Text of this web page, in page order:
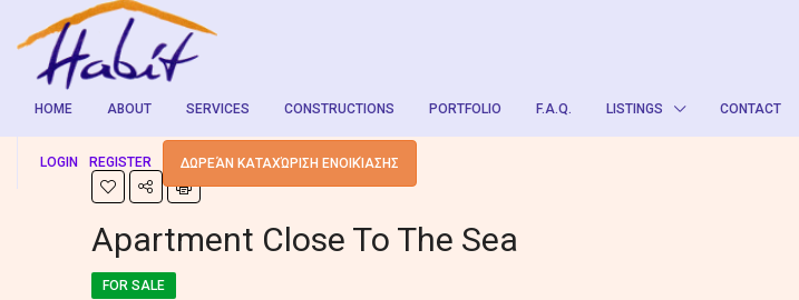
HOME ABOUT SERVICES CONSTRUCTIONS PORTFOLIO F.A.Q. LISTINGS CONTACT
LOGIN REGISTER ΔΩΡΕΆΝ ΚΑΤΑΧΏΡΙΣΗ ΕΝΟΙΚΊΑΣΗΣ
Apartment Close To The Sea
FOR SALE